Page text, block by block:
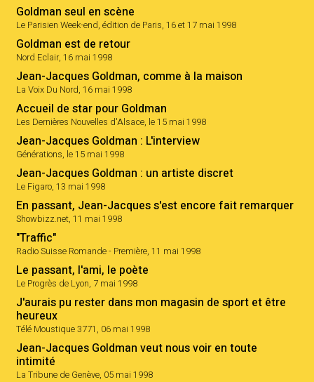
Goldman seul en scène
Le Parisien Week-end, édition de Paris, 16 et 17 mai 1998
Goldman est de retour
Nord Eclair, 16 mai 1998
Jean-Jacques Goldman, comme à la maison
La Voix Du Nord, 16 mai 1998
Accueil de star pour Goldman
Les Dernières Nouvelles d'Alsace, le 15 mai 1998
Jean-Jacques Goldman : L'interview
Générations, le 15 mai 1998
Jean-Jacques Goldman : un artiste discret
Le Figaro, 13 mai 1998
En passant, Jean-Jacques s'est encore fait remarquer
Showbizz.net, 11 mai 1998
"Traffic"
Radio Suisse Romande - Première, 11 mai 1998
Le passant, l'ami, le poète
Le Progrès de Lyon, 7 mai 1998
J'aurais pu rester dans mon magasin de sport et être
heureux
Télé Moustique 3771, 06 mai 1998
Jean-Jacques Goldman veut nous voir en toute
intimité
La Tribune de Genève, 05 mai 1998